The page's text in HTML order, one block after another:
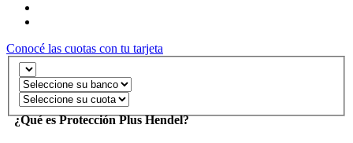
Conocé las cuotas con tu tarjeta
¿Qué es Protección Plus Hendel?